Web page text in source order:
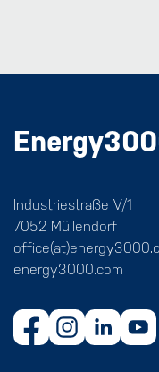
Industriestraße V/1
7052 Müllendorf
energy3000.com